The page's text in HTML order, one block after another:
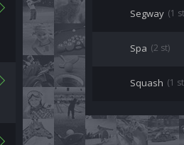
Segway (1
Spa (2 st)
Squash (1